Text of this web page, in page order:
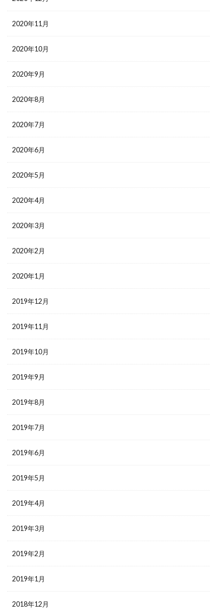
2020年11月
2020年10月
2020年9月
2020年8月
2020年7月
2020年6月
2020年5月
2020年4月
2020年3月
2020年2月
2020年1月
2019年12月
2019年11月
2019年10月
2019年9月
2019年8月
2019年7月
2019年6月
2019年5月
2019年4月
2019年3月
2019年2月
2019年1月
2018年12月